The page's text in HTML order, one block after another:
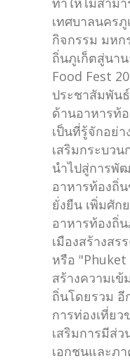
เทศบาลนคร
กิจกรรม มหก
ถิ่นภูเก็ตสู่นา
Food Fest
ประชาสัมพัน
ด้านอาหารท้
เป็นที่รู้จักอย่
เสริมกระบวน
นำไปสู่การพั
อาหารท้องถิ่
ยั่งยืน เพิ่มศัก
อาหารท้องถิ่
เมืองสร้างส
หรือ
สร้างความเ
ถิ่นโดยรวม อี
การท่องเที่ย
เสริมการมีส่
เอกชนและภ